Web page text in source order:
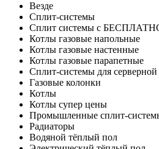
Везде
Сплит-системы
Сплит системы с
Котлы газовые напольные
Котлы газовые настенные
Котлы газовые парапетные
Сплит-системы для серверной
Газовые колонки
Котлы
Котлы супер цены
Промышленные сплит-
Радиаторы
Водяной тёплый пол